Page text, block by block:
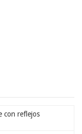
con reflejos